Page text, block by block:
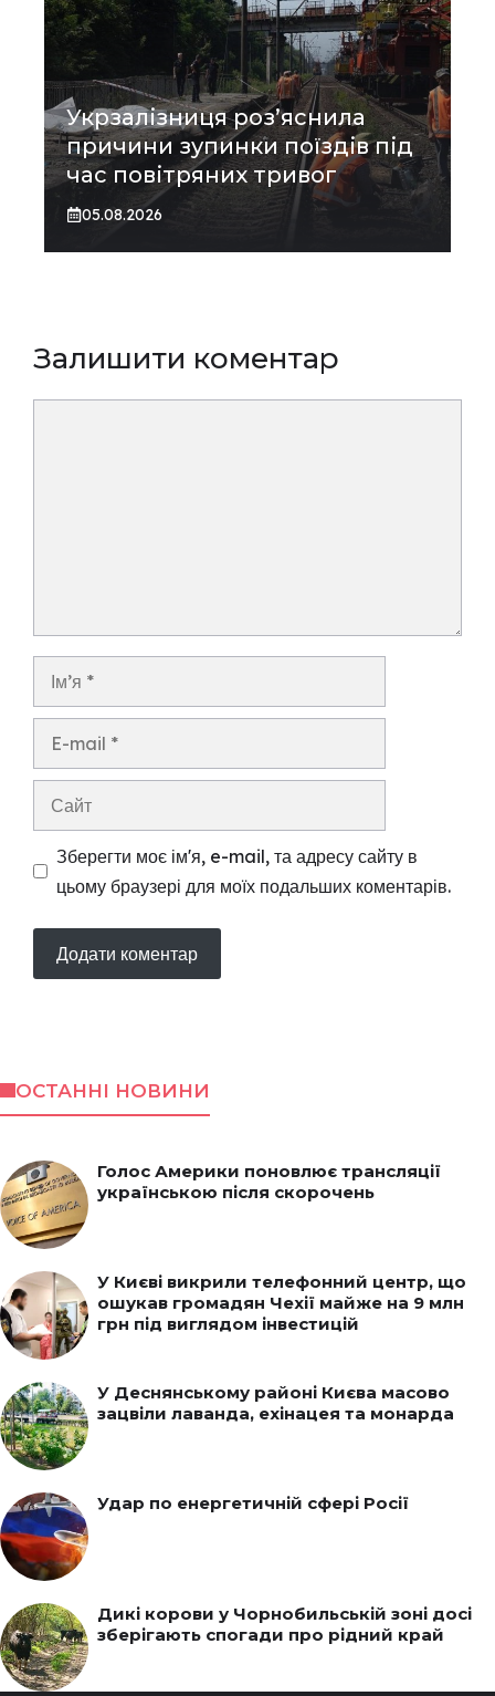
Укрзалізниця роз’яснила
причини зупинки поїздів під
час повітряних тривог
05.08.2026
Залишити коментар
Зберегти моє ім'я, e-mail, та адресу сайту в
цьому браузері для моїх подальших коментарів.
ОСТАННІ НОВИНИ
Голос Америки поновлює трансляції
українською після скорочень
У Києві викрили телефонний центр, що
ошукав громадян Чехії майже на 9 млн
грн під виглядом інвестицій
У Деснянському районі Києва масово
зацвіли лаванда, ехінацея та монарда
Удар по енергетичній сфері Росії
Дикі корови у Чорнобильській зоні досі
зберігають спогади про рідний край